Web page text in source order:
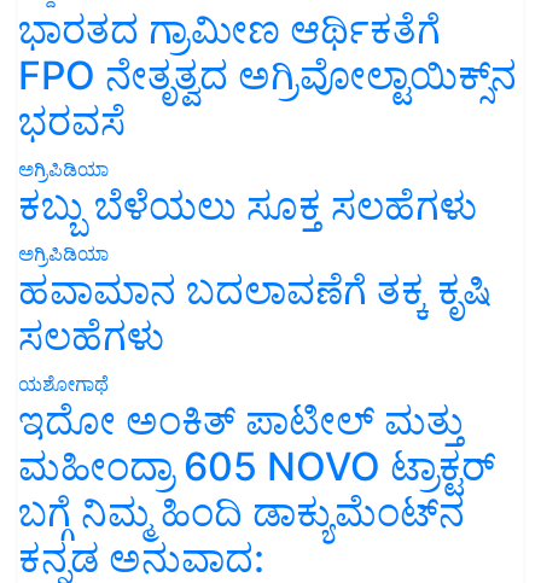
ಭಾರತದ ಗ್ರಾಮೀಣ ಆರ್ಥಿಕತೆಗೆ
FPO ನೇತೃತ್ವದ ಅಗ್ರಿವೋಲ್ಟಾಯಿಕ್ಸ್‌ನ
ಭರವಸೆ
ಅಗ್ರಿಪಿಡಿಯಾ
ಕಬ್ಬು ಬೆಳೆಯಲು ಸೂಕ್ತ ಸಲಹೆಗಳು
ಅಗ್ರಿಪಿಡಿಯಾ
ಹವಾಮಾನ ಬದಲಾವಣೆಗೆ ತಕ್ಕ ಕೃಷಿ
ಸಲಹೆಗಳು
ಯಶೋಗಾಥೆ
ಇದೋ ಅಂಕಿತ್ ಪಾಟೀಲ್ ಮತ್ತು
ಮಹೀಂದ್ರಾ 605 NOVO ಟ್ರಾಕ್ಟರ್
ಬಗ್ಗೆ ನಿಮ್ಮ ಹಿಂದಿ ಡಾಕ್ಯುಮೆಂಟ್‌ನ
ಕನ್ನಡ ಅನುವಾದ: